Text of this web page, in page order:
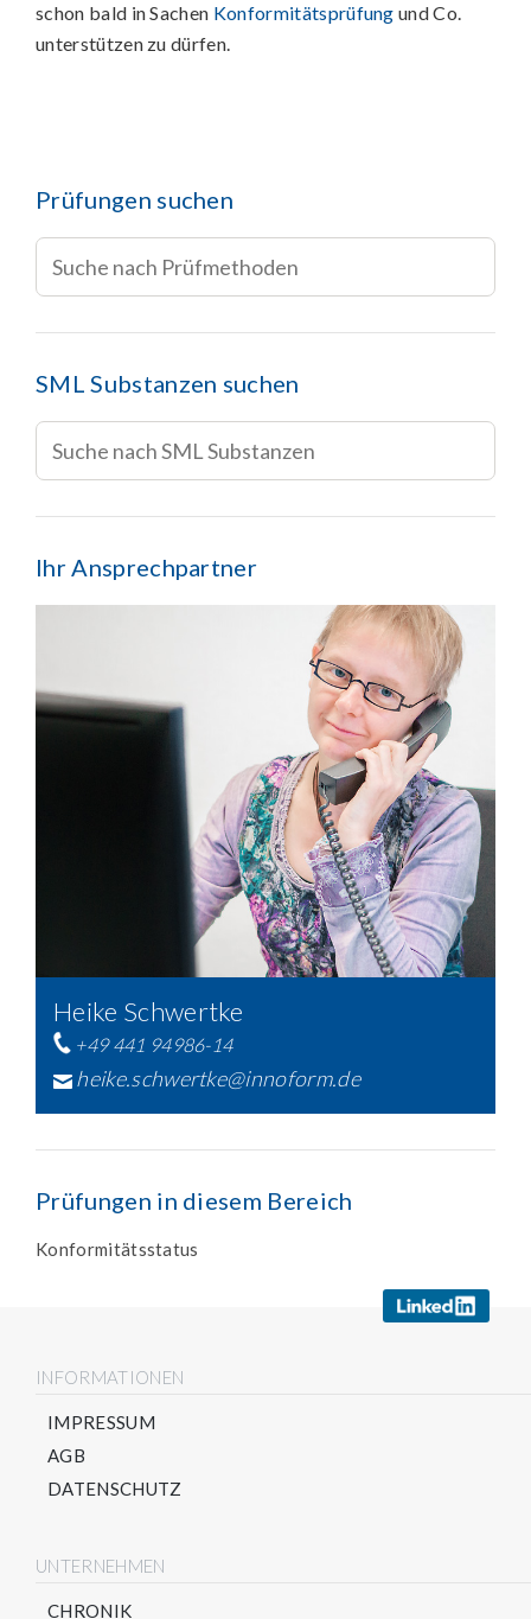
schon bald in Sachen Konformitätsprüfung und Co.
unterstützen zu dürfen.
Prüfungen suchen
SML Substanzen suchen
Ihr Ansprechpartner
Heike Schwertke
+49 441 94986-14
heike.schwertke@innoform.de
Prüfungen in diesem Bereich
Konformitätsstatus
INFORMATIONEN
IMPRESSUM
AGB
DATENSCHUTZ
UNTERNEHMEN
CHRONIK